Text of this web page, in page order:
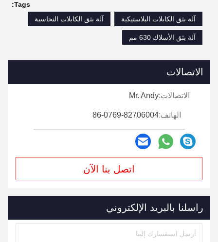
Tags:
آلة بثق الكابلات البلاستيكية
آلة بثق الكابلات النحاسية
آلة بثق الأسلاك 630 مم
الاتصالات
الاتصالات:Mr. Andy
الهاتف:86-0769-82706004
اتصل بنا الآن
راسلنا بالبريد الإلكتروني